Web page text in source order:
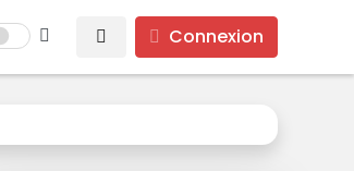
Connexion